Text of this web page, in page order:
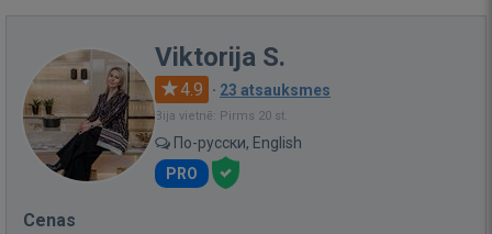
Viktorija S.
4.9 · 23 atsauksmes
Bija vietnē: Pirms 20 st.
По-русски, English
PRO
Cenas